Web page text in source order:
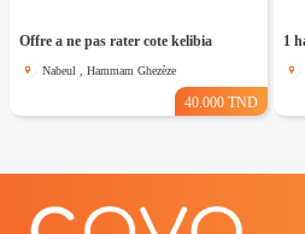
Offre a ne pas rater cote kelibia
Nabeul , Hammam Ghezèze
40.000 TND
1